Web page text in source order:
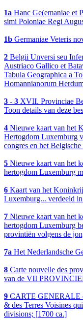
1a Hanc Ge(emaniae et
simi Poloniae Regi
1b Germaniae Veteris
2 Belgii Unversi seu
Austriaco Gallico et
Tabula Geographica a
Homannianorum
3 - 3 XVII. Provinciae
Toon details van deze
4 Nieuwe kaart van het
Hertogdom Luxemburg
congres en het
5 Nieuwe kaart van het
hertogdom Luxemburg
6 Kaart van het
Luxemburg... verdeeld
7 Nieuwe kaart van het
hertogdom Luxemburg
provintiën volgens de
7a Het Nederlandsche
8 Carte nouvelle des
van de VII
9 CARTE GENERALE
& des Terres Voisines
divisions; [1700 ca.]